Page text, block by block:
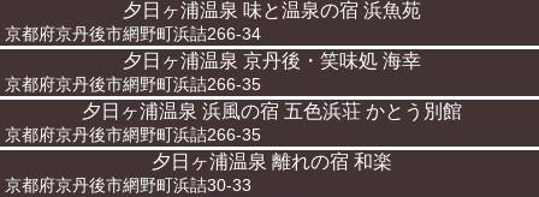
夕日ヶ浦温泉 味と温泉の宿 浜魚苑
京都府京丹後市網野町浜詰266-34
夕日ヶ浦温泉 京丹後・笑味処 海幸
京都府京丹後市網野町浜詰266-35
夕日ヶ浦温泉 浜風の宿 五色浜荘 かとう別館
京都府京丹後市網野町浜詰266-35
夕日ヶ浦温泉 離れの宿 和楽
京都府京丹後市網野町浜詰30-33